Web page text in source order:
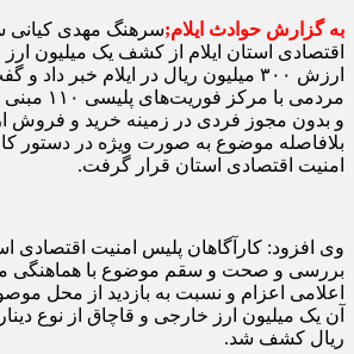
به گزارش حوادث ایلام;سرهنگ مهدی
اقتصادی استان ایلام از کشف یک میلیون
ارزش ۳۰۰ میلیون ریال در ایلام خبر
مردمی با
و بدون مجوز فردی در زمینه خرید و فروش
بلافاصله موضوع به صورت ویژه در دستور
امنیت اقتصادی استان قرار گرفت.
وی افزود: کارآگاهان پلیس امنیت اقتصادی
بررسی و صحت و سقم موضوع با هماهنگی
اعلامی اعزام و نسبت به بازدید از محل
ریال کشف شد.